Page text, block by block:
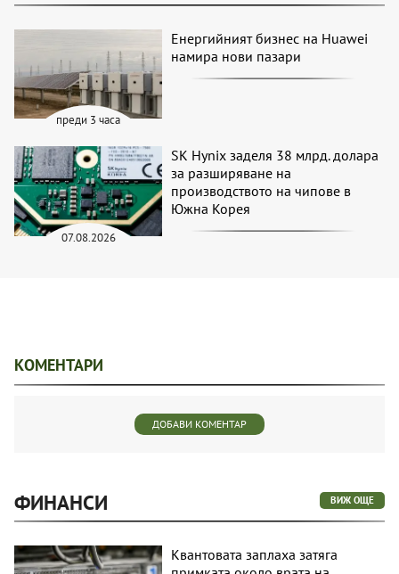
преди 3 часа
Енергийният бизнес на Huawei
намира нови пазари
07.08.2026
SK Hynix заделя 38 млрд. долара
за разширяване на
производството на чипове в
Южна Корея
КОМЕНТАРИ
ДОБАВИ КОМЕНТАР
ФИНАНСИ ВИЖ ОЩЕ
Квантовата заплаха затяга